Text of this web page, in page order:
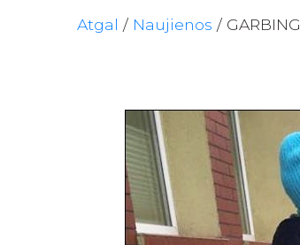
Atgal / Naujienos /